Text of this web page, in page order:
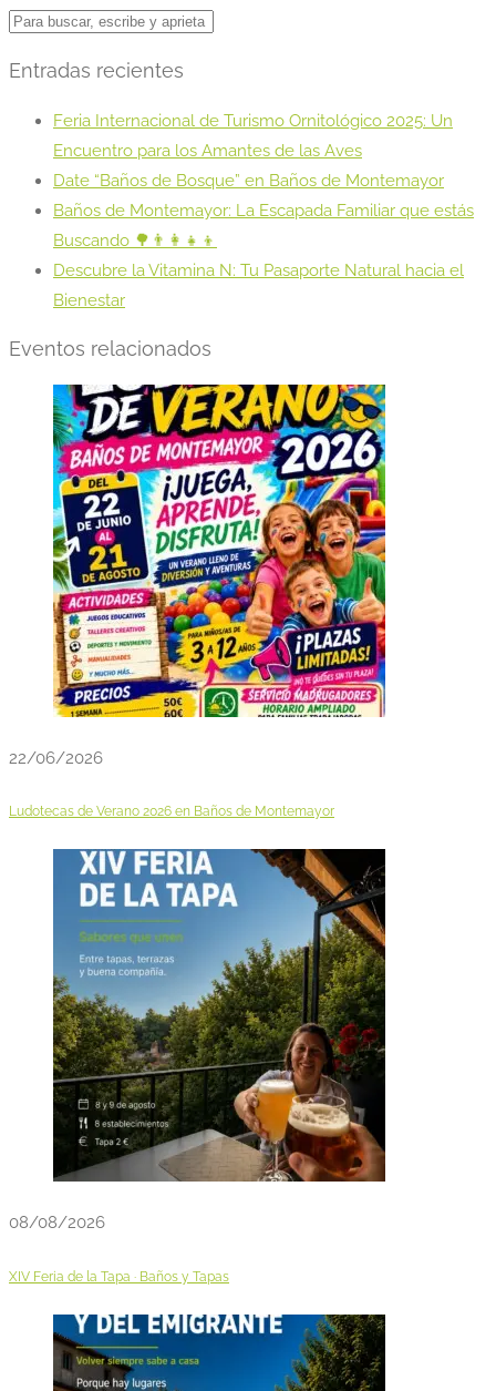
Entradas recientes
Feria Internacional de Turismo Ornitológico 2025: Un
Encuentro para los Amantes de las Aves
Date “Baños de Bosque” en Baños de Montemayor
Baños de Montemayor: La Escapada Familiar que estás
Buscando 🌳👨‍👩‍👧‍👦
Descubre la Vitamina N: Tu Pasaporte Natural hacia el
Bienestar
Eventos relacionados
22/06/2026
Ludotecas de Verano 2026 en Baños de Montemayor
08/08/2026
XIV Feria de la Tapa · Baños y Tapas